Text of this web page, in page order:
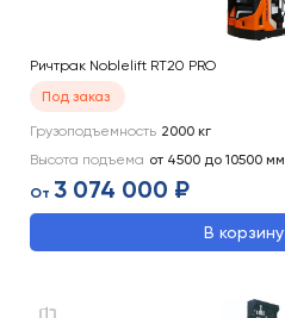
Ричтрак Noblelift RT20 PRO
Под заказ
Грузоподъемность 2000 кг
Высота подъема от 4500 до 10500 мм
От 3 074 000 ₽
В корзину